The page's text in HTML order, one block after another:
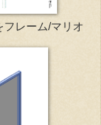
フレーム/マリオ